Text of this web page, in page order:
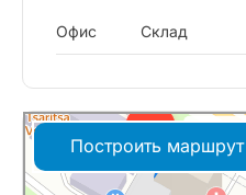
Офис Склад
Построить маршрут